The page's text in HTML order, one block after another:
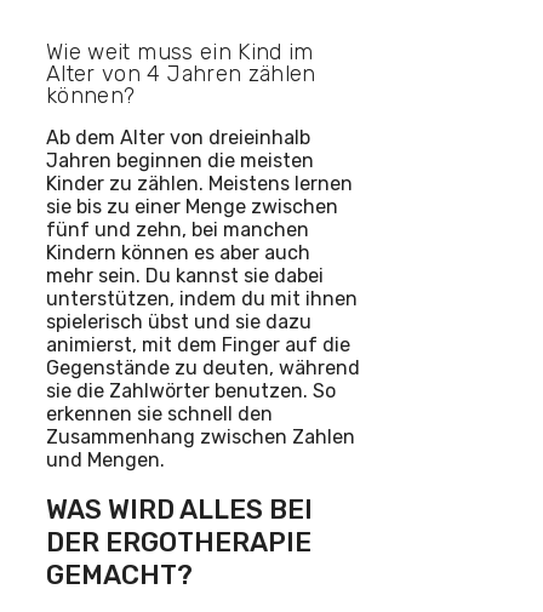
Wie weit muss ein Kind im
Alter von 4 Jahren zählen
können?
Ab dem Alter von dreieinhalb
Jahren beginnen die meisten
Kinder zu zählen. Meistens lernen
sie bis zu einer Menge zwischen
fünf und zehn, bei manchen
Kindern können es aber auch
mehr sein. Du kannst sie dabei
unterstützen, indem du mit ihnen
spielerisch übst und sie dazu
animierst, mit dem Finger auf die
Gegenstände zu deuten, während
sie die Zahlwörter benutzen. So
erkennen sie schnell den
Zusammenhang zwischen Zahlen
und Mengen.
WAS WIRD ALLES BEI
DER ERGOTHERAPIE
GEMACHT?